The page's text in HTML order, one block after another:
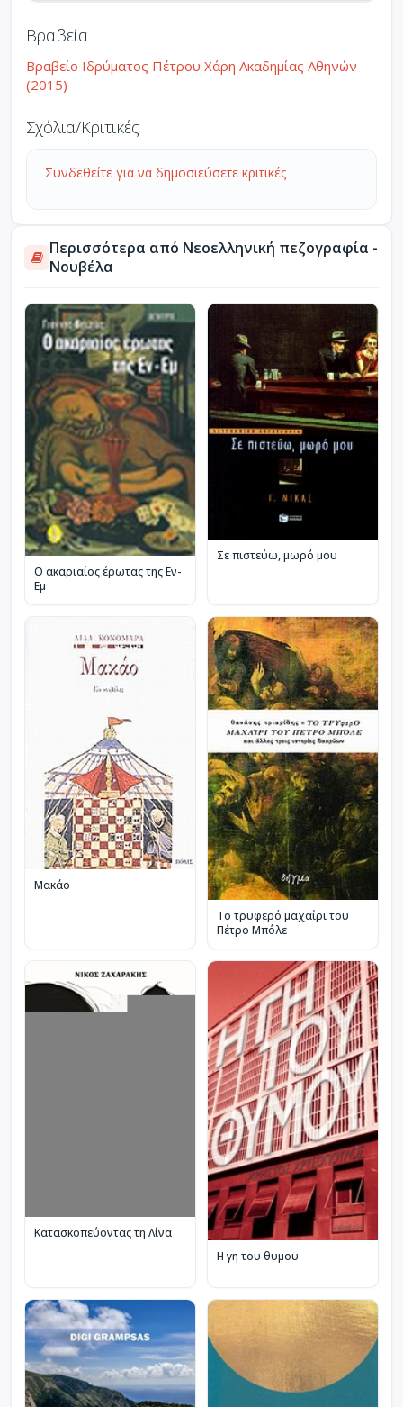
Βραβεία
Βραβείο Ιδρύματος Πέτρου Χάρη Ακαδημίας Αθηνών
(2015)
Σχόλια/Κριτικές
Συνδεθείτε για να δημοσιεύσετε κριτικές
Περισσότερα από Νεοελληνική πεζογραφία -
Νουβέλα
Ο ακαριαίος έρωτας της Εν-
Εμ
Σε πιστεύω, μωρό μου
Μακάο
Το τρυφερό μαχαίρι του
Πέτρο Μπόλε
Κατασκοπεύοντας τη Λίνα
Η γη του θυμου